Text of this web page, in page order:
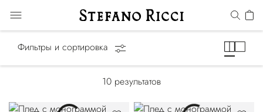
Фильтры и сортировка
10 результатов